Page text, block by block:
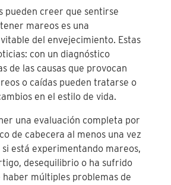
pueden creer que sentirse
mareos es una
del envejecimiento. Estas
con un diagnóstico
de las causas que provocan
o caídas pueden tratarse o
en el estilo de vida.
una evaluación completa por
de cabecera al menos una vez
está experimentando mareos,
desequilibrio o ha sufrido
haber múltiples problemas de